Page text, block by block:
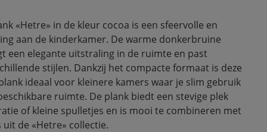
«Hetre» in de kleur cocoa is een sfeervolle en
aan de kinderkamer. De warme donkerbruine
een elegante uitstraling in de ruimte en past
stijlen. Dankzij het compacte formaat is deze
ideaal voor kleinere kamers waar je slim gebruik
ruimte. De plank biedt een stevige plek
of kleine spulletjes en is mooi te combineren met
de «Hetre» collectie.